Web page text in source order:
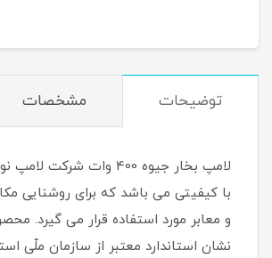
توضیحات مشخصات
لامپ بخار جیوه 400 وات
با کیفیتی می باشد که برای روشنایی
و معابر مورد استفاده قرار می گیرد.
نشان استاندارد معتبر از سازمان ملّی